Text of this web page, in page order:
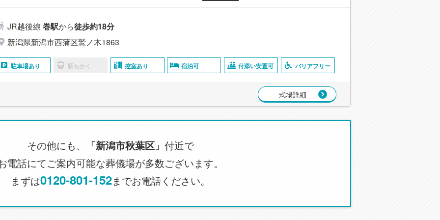
JR越後線 巻駅から徒歩約18分
新潟県新潟市西蒲区鷲ノ木1863
駐車場あり 駅ちかく 控室あり 宿泊可 付添い安置可 バリアフリー
式場詳細
その他にも、 「新潟市秋葉区」 付近で
電話にてご案内可能な葬儀場が多数ございます。
まずは0120-801-152までお電話ください。